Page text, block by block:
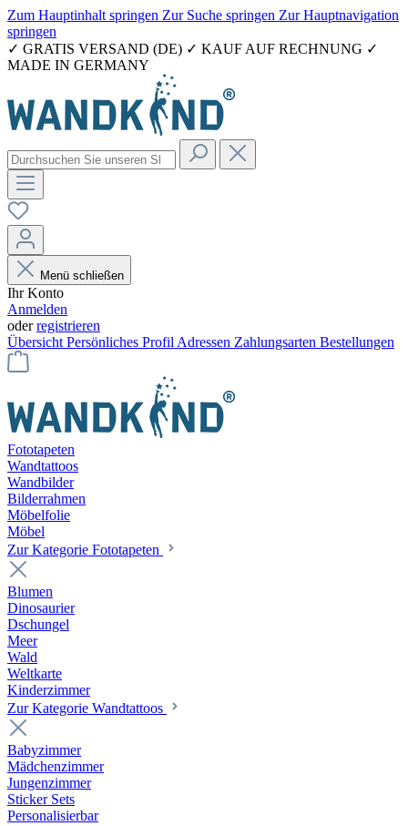
Zum Hauptinhalt springen Zur Suche springen Zur Hauptnavigation
springen
✓ GRATIS VERSAND (DE) ✓ KAUF AUF RECHNUNG ✓
MADE IN GERMANY
Menü schließen
Ihr Konto
Anmelden
oderregistrieren
Übersicht Persönliches Profil Adressen Zahlungsarten Bestellungen
Fototapeten
Wandtattoos
Wandbilder
Bilderrahmen
Möbelfolie
Möbel
Zur Kategorie Fototapeten
Blumen
Dinosaurier
Dschungel
Meer
Wald
Weltkarte
Kinderzimmer
Zur Kategorie Wandtattoos
Babyzimmer
Mädchenzimmer
Jungenzimmer
Sticker Sets
Personalisierbar